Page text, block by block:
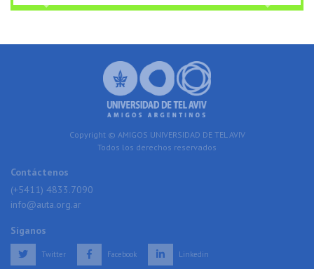
Previous Next
Contáctenos
(+5411) 4833.7090
info@auta.org.ar
Copyright © AMIGOS UNIVERSIDAD DE TEL AVIV
Todos los derechos reservados
Síganos
Twitter Facebook Linkedin